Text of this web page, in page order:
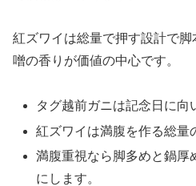
紅ズワイは総量で押す設計で
噌の香りが価値の中心です。
タグ越前ガニは記念日に向
紅ズワイは満腹を作る総量
満腹重視なら脚多めと鍋厚
にします。